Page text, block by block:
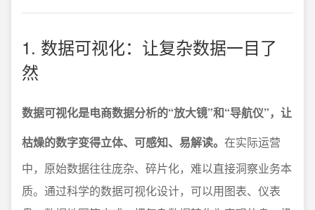
1. 数据可视化：让复杂数据一目了
然
数据可视化是电商数据分析的“放大镜”和“导航仪”，让
枯燥的数字变得立体、可感知、易解读。 在实际运营
中，原始数据往往庞杂、碎片化，难以直接洞察业务本
质。通过科学的数据可视化设计，可以用图表、仪表